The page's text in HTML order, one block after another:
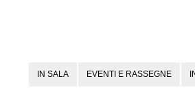
IN SALA EVENTI E RASSEGNE